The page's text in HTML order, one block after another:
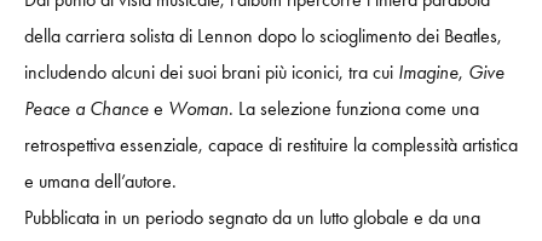
della carriera solista di Lennon dopo lo scioglimento dei Beatles,
includendo alcuni dei suoi brani più iconici, tra cui Imagine, Give
Peace a Chance e Woman. La selezione funziona come una
retrospettiva essenziale, capace di restituire la complessità artistica
e umana dell’autore.
Pubblicata in un periodo segnato da un lutto globale e da una